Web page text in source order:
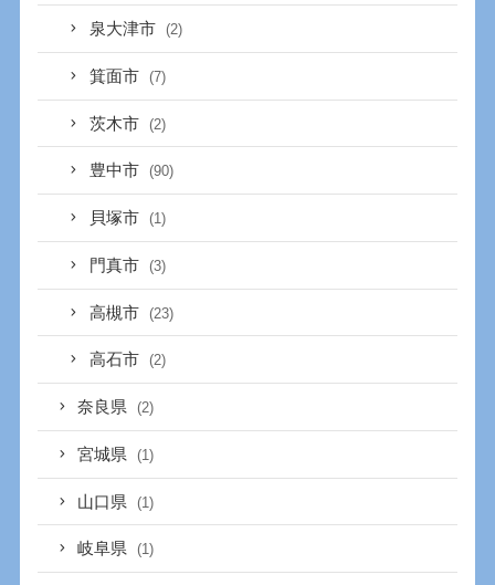
泉大津市 (2)
箕面市 (7)
茨木市 (2)
豊中市 (90)
貝塚市 (1)
門真市 (3)
高槻市 (23)
高石市 (2)
奈良県 (2)
宮城県 (1)
山口県 (1)
岐阜県 (1)